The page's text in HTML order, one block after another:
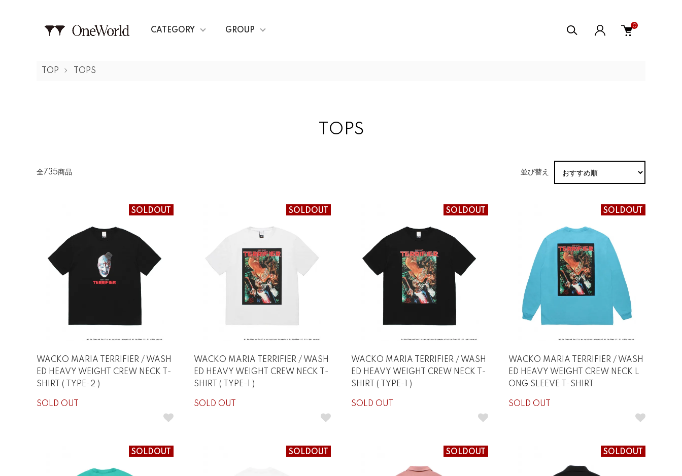
CATEGORY GROUP
0
TOP TOPS
TOPS
全735商品 並び替え
SOLDOUT
WACKO MARIA TERRIFIER / WASH
ED HEAVY WEIGHT CREW NECK T-
SHIRT ( TYPE-2 )
SOLD OUT
SOLDOUT
WACKO MARIA TERRIFIER / WASH
ED HEAVY WEIGHT CREW NECK T-
SHIRT ( TYPE-1 )
SOLD OUT
SOLDOUT
WACKO MARIA TERRIFIER / WASH
ED HEAVY WEIGHT CREW NECK T-
SHIRT ( TYPE-1 )
SOLD OUT
SOLDOUT
WACKO MARIA TERRIFIER / WASH
ED HEAVY WEIGHT CREW NECK L
ONG SLEEVE T-SHIRT
SOLD OUT
SOLDOUT SOLDOUT SOLDOUT SOLDOUT